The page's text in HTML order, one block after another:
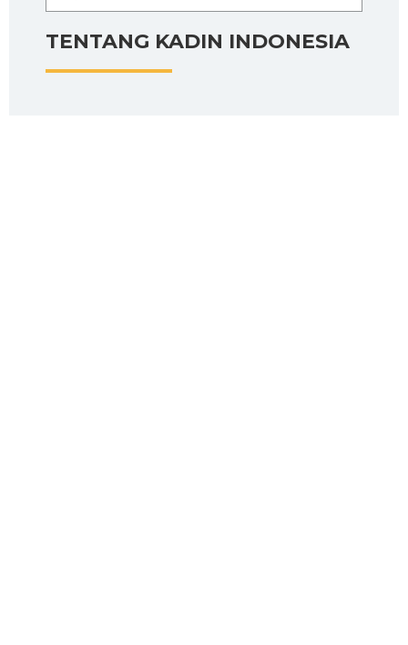
TENTANG KADIN INDONESIA